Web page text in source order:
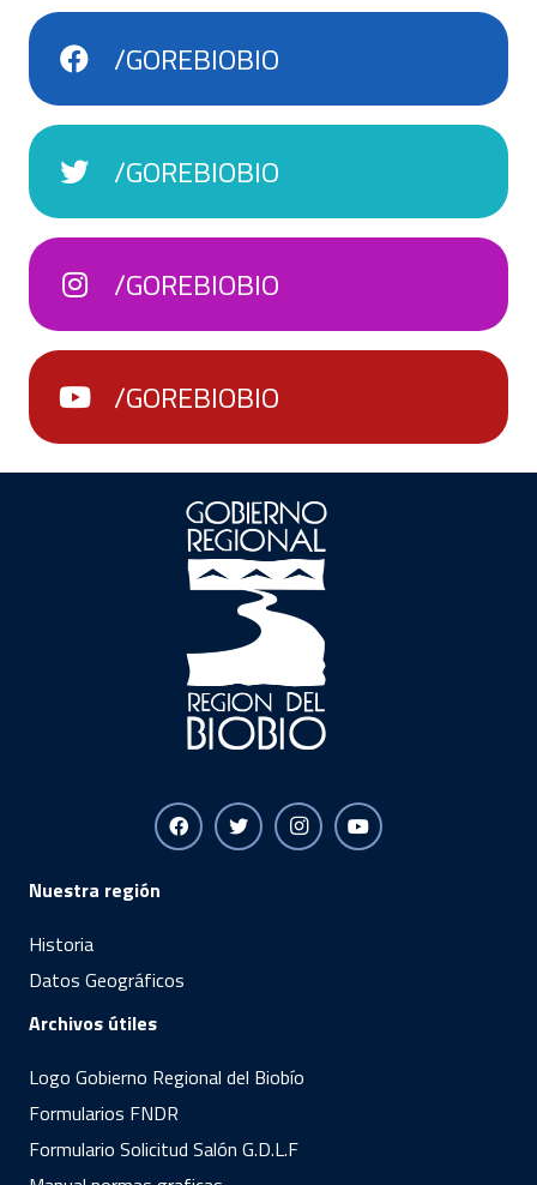
/GOREBIOBIO
/GOREBIOBIO
/GOREBIOBIO
/GOREBIOBIO
Nuestra región
Historia
Datos Geográficos
Archivos útiles
Logo Gobierno Regional del Biobío
Formularios FNDR
Formulario Solicitud Salón G.D.L.F